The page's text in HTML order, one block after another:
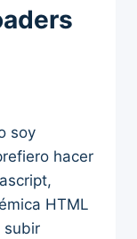
soy
hacer
HTML
subir